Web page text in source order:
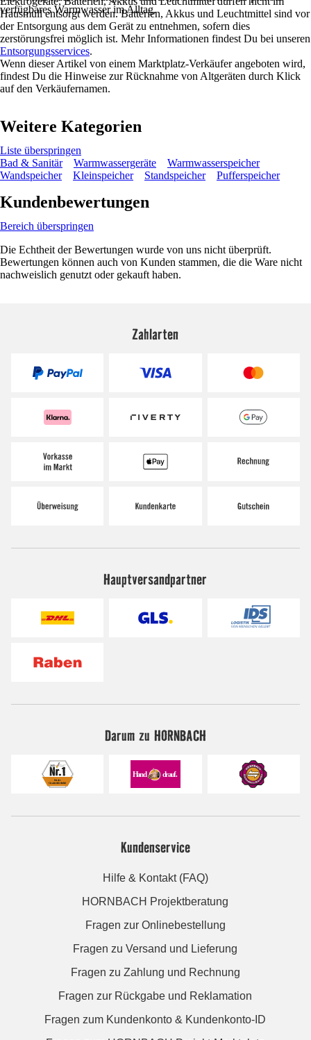
verfügbares Warmwasser im Alltag.
Hausmüll entsorgt werden. Batterien, Akkus und Leuchtmittel sind vor
der Entsorgung aus dem Gerät zu entnehmen, sofern dies
zerstörungsfrei möglich ist. Mehr Informationen findest Du bei unseren
Entsorgungsservices.
Wenn dieser Artikel von einem Marktplatz-Verkäufer angeboten wird,
findest Du die Hinweise zur Rücknahme von Altgeräten durch Klick
auf den Verkäufernamen.
Weitere Kategorien
Liste überspringen
Bad & Sanitär
Warmwassergeräte
Warmwasserspeicher
Wandspeicher
Kleinspeicher Standspeicher Pufferspeicher
Kundenbewertungen
Bereich überspringen
Die Echtheit der Bewertungen wurde von uns nicht überprüft.
Bewertungen können auch von Kunden stammen, die die Ware nicht
nachweislich genutzt oder gekauft haben.
Zahlarten
Hauptversandpartner
Darum zu HORNBACH
Kundenservice
Hilfe & Kontakt (FAQ)
HORNBACH Projektberatung
Fragen zur Onlinebestellung
Fragen zu Versand und Lieferung
Fragen zu Zahlung und Rechnung
Fragen zur Rückgabe und Reklamation
Fragen zum Kundenkonto & Kundenkonto-ID